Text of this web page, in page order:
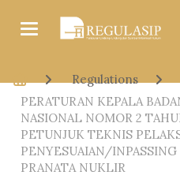
Regulations
PERATURAN KEPALA
NASIONAL NOMOR 2
PETUNJUK TEKNIS
PENYESUAIAN/
PRANATA NUKLIR